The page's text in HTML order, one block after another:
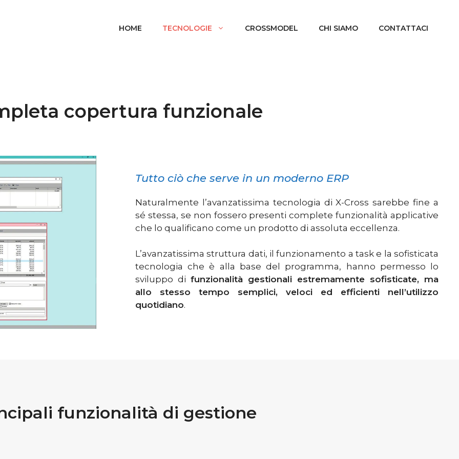
HOME TECNOLOGIE CROSSMODEL CHI SIAMO CONTATTACI
copertura funzionale
Tutto ciò che serve in un moderno ERP
Naturalmente l’avanzatissima tecnologia di X-Cross sarebbe fine a
sé stessa, se non fossero presenti complete funzionalità applicative
che lo qualificano come un prodotto di assoluta eccellenza.
L’avanzatissima struttura dati, il funzionamento a task e la sofisticata
tecnologia che è alla base del programma, hanno permesso lo
sviluppo di funzionalità gestionali estremamente sofisticate, ma
allo stesso tempo semplici, veloci ed efficienti nell’utilizzo
quotidiano.
funzionalità di gestione